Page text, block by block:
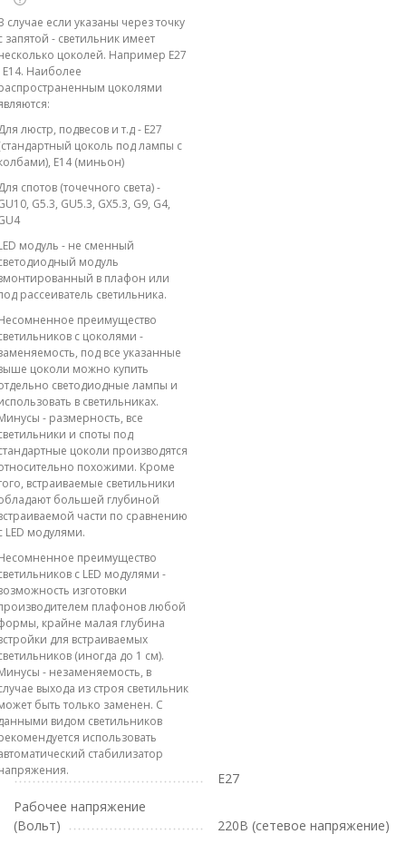
случае если указаны через точку
запятой - светильник имеет
цоколей. Например E27
E14. Наиболее
цоколями
люстр, подвесов и т.д - E27
цоколь под лампы с
E14 (миньон)
спотов (точечного света) -
G5.3, GU5.3, GX5.3, G9, G4,
модуль - не сменный
модуль
в плафон или
рассеиватель светильника.
преимущество
с цоколями -
под все указанные
цоколи можно купить
светодиодные лампы и
в светильниках.
- размерность, все
и споты под
цоколи производятся
похожими. Кроме
встраиваемые светильники
большей глубиной
части по сравнению
LED модулями.
преимущество
с LED модулями -
изготовки
плафонов любой
крайне малая глубина
для встраиваемых
(иногда до 1 см).
- незаменяемость, в
выхода из строя светильник
быть только заменен. С
видом светильников
использовать
стабилизатор
E27
Рабочее напряжение
(Вольт)
220В (сетевое напряжение)